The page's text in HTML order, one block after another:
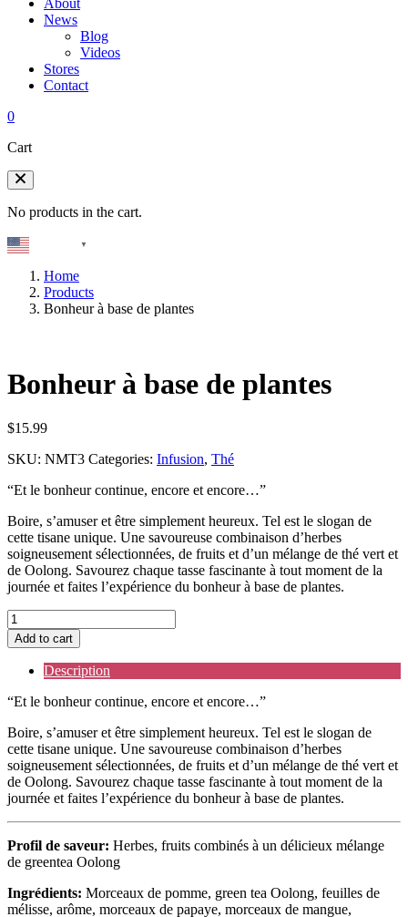
About
News
Blog
Videos
Stores
Contact
0
Cart
No products in the cart.
▼
Home
Products
Bonheur à base de plantes
Bonheur à base de plantes
$15.99
SKU: NMT3 Categories: Infusion, Thé
“Et le bonheur continue, encore et encore…”
Boire, s’amuser et être simplement heureux. Tel est le slogan de
cette tisane unique. Une savoureuse combinaison d’herbes
soigneusement sélectionnées, de fruits et d’un mélange de thé vert et
de Oolong. Savourez chaque tasse fascinante à tout moment de la
journée et faites l’expérience du bonheur à base de plantes.
Bonheur
à
base
plantes
quantity
Add to cart
Description
“Et le bonheur continue, encore et encore…”
Boire, s’amuser et être simplement heureux. Tel est le slogan de
cette tisane unique. Une savoureuse combinaison d’herbes
soigneusement sélectionnées, de fruits et d’un mélange de thé vert et
de Oolong. Savourez chaque tasse fascinante à tout moment de la
journée et faites l’expérience du bonheur à base de plantes.
Profil de saveur: Herbes, fruits combinés à un délicieux mélange
de greentea Oolong
Ingrédients: Morceaux de pomme, green tea Oolong, feuilles de
mélisse, arôme, morceaux de papaye, morceaux de mangue,